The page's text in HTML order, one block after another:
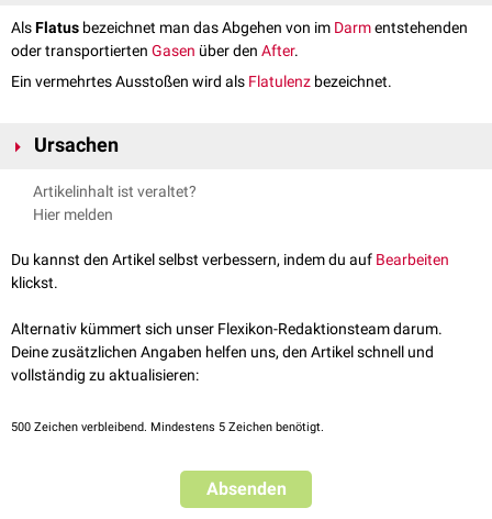
AlsFlatus bezeichnet man das Abgehen von im Darmentstehenden
oder transportierten Gasen über den After.
Ein vermehrtes Ausstoßen wird als Flatulenz bezeichnet.
Ursachen
Verschlucken von Luft (
Konsum von
Laktoseintoleranz
Intoleranzen gegenüber bestimmten Zuckermolekülen (z.B.
Krankheitsbilder, die mit einer vermehrten Gasproduktion assoziiert
sind (z.B.
Zöliakie oderKurzdarmsyndrom
Artikelinhalt ist veraltet?
Hier melden
Du kannst den Artikel selbst verbessern, indem du auf Bearbeiten
klickst.
Alternativ kümmert sich unser Flexikon-Redaktionsteam darum.
Deine zusätzlichen Angaben helfen uns, den Artikel schnell und
vollständig zu aktualisieren:
500 Zeichen verbleibend. Mindestens 5 Zeichen benötigt.
Absenden